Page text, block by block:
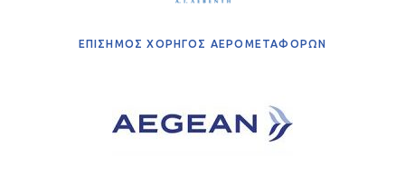
ΕΠΙΣΗΜΟΣ ΧΟΡΗΓΟΣ ΑΕΡΟΜΕΤΑΦΟΡΩΝ